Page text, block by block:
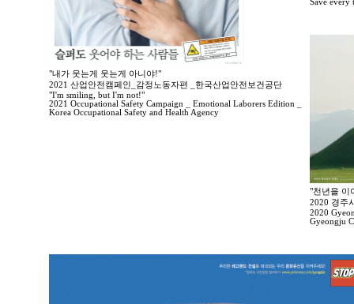
"내가 웃는게 웃는게 아니야!"
2021 산업안전캠페인_감정노동자편 _한국산업안전보건공단
"I'm smiling, but I'm not!"
2021 Occupational Safety Campaign _ Emotional Laborers Edition _
Korea Occupational Safety and Health Agency
Save every
"천년을 이
2020 경주
2020
Gyeongju